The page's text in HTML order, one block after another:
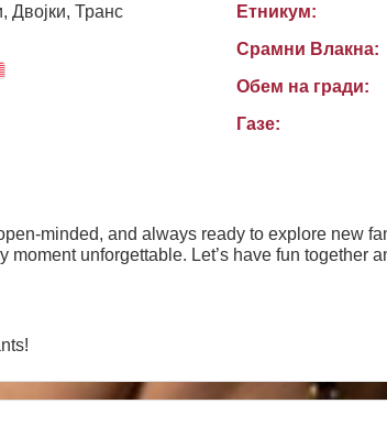
Транс
Етникум:
Срамни Влакна:
Обем на гради:
Газе:
minded, and always ready to explore new
unforgettable. Let’s have fun together